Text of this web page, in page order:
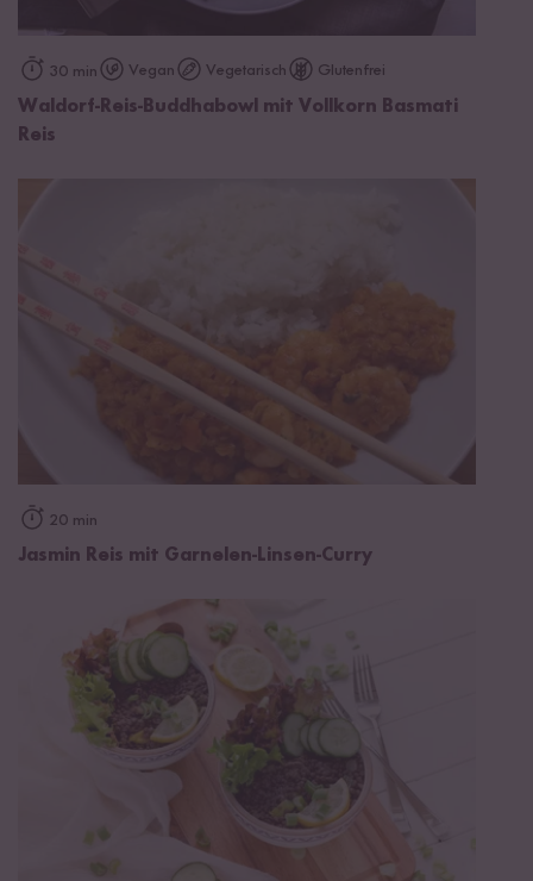
30 min Vegan Vegetarisch Glutenfrei
Waldorf-Reis-Buddhabowl mit Vollkorn Basmati
Reis
20 min
Jasmin Reis mit Garnelen-Linsen-Curry